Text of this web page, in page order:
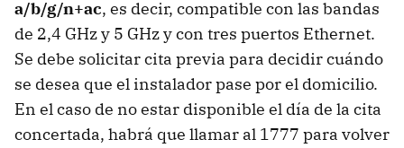
a/b/g/n+ac, es decir, compatible con las bandas
de 2,4 GHz y 5 GHz y con tres puertos Ethernet.
Se debe solicitar cita previa para decidir cuándo
se desea que el instalador pase por el domicilio.
En el caso de no estar disponible el día de la cita
concertada, habrá que llamar al 1777 para volver